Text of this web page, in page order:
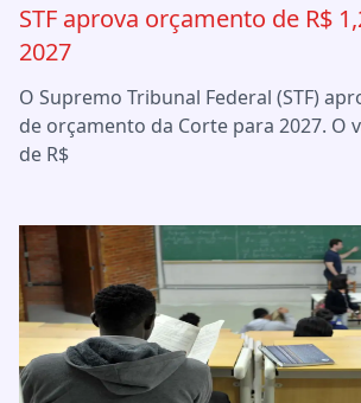
STF aprova orçamento de R$
2027
O Supremo Tribunal Federal (STF)
de orçamento da Corte para 2027. O
de R$